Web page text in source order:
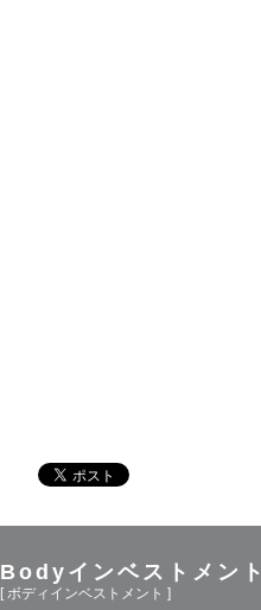
Bodyインベストメント
[ ボディインベストメント ]